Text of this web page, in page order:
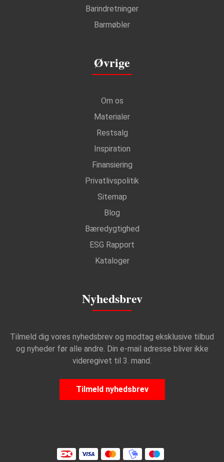
Barindretninger
Barmøbler
Øvrige
Om os
Materialer
Restsalg
Inspiration
Finansiering
Privatlivspolitik
Sitemap
Blog
Bæredygtighed
ESG Rapport
Kataloger
Nyhedsbrev
Tilmeld dig vores nyhedsbrev og modtag eksklusive tilbud
og nyheder før alle andre. Din e-mail adresse bliver ikke
videregivet til 3. mand.
Tilmeld nyhedsbrev